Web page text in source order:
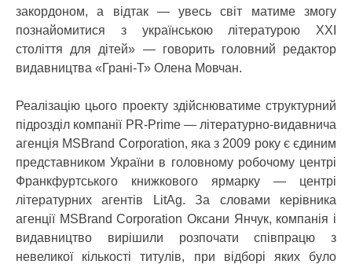
закордоном, а відтак — увесь світ матиме змогу
познайомитися з українською літературою XXI
століття для дітей» — говорить головний редактор
видавництва «Грані-Т» Олена Мовчан.
Реалізацію цього проекту здійснюватиме структурний
підрозділ компанії PR-Prime — літературно-видавнича
агенція MSBrand Corporation, яка з 2009 року є єдиним
представником України в головному робочому центрі
Франкфуртського книжкового ярмарку — центрі
літературних агентів LitAg. За словами керівника
агенції MSBrand Corporation Оксани Янчук, компанія і
видавництво вирішили розпочати співпрацю з
невеликої кількості титулів, при відборі яких було